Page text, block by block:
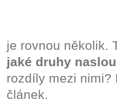
je rovnou několik.
jaké druhy
rozdíly mezi nimi?
článek.